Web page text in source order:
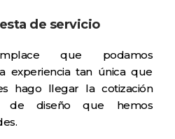
de servicio
que podamos
experiencia tan única que
hago llegar la cotización
de diseño que hemos